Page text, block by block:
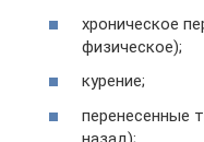
хроническое
физическое);
курение;
перенесенные